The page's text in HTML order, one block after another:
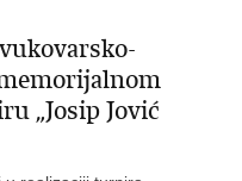
„Josip Jović